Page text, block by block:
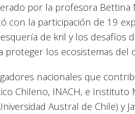
por la profesora
con la participación de 19
de kril y los desafíos
proteger los ecosistemas del
nacionales que
Chileno, INACH, e Instituto
Austral de Chile) y